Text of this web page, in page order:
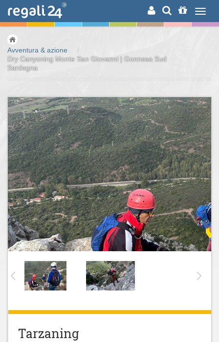
RICERCA
Avventura & azione
/
Dry Canyoning Monte San Giovanni | Gonnesa Sud
Sardegna
Tarzaning